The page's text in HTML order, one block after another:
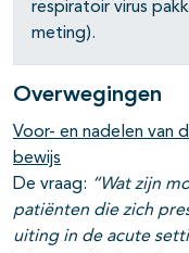
respiratoir virus
meting).
Overwegingen
Voor- en nadelen van
bewijs
De vraag: “Wat zijn
patiënten die zich
uiting in de acute